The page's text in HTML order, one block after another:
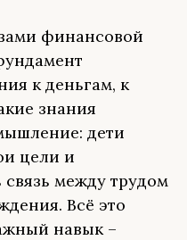
финансовой
к деньгам, к
знания
дети
цели и
между трудом
Всё это
навык –